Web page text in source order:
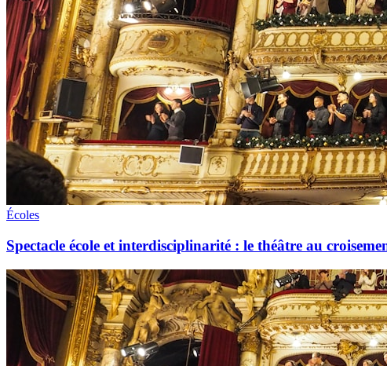
Écoles
Spectacle école et interdisciplinarité : le théâtre au